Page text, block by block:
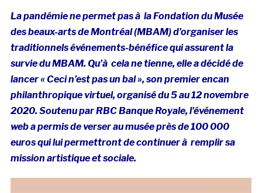
La pandémie ne permet pas à la Fondation du Musée
des beaux-arts de Montréal (MBAM) d’organiser les
traditionnels événements-bénéfice qui assurent la
survie du MBAM. Qu’à cela ne tienne, elle a décidé de
lancer « Ceci n’est pas un bal », son premier encan
philanthropique virtuel, organisé du 5 au 12 novembre
2020. Soutenu par RBC Banque Royale, l’événement
web a permis de verser au musée près de 100 000
euros qui lui permettront de continuer à remplir sa
mission artistique et sociale.